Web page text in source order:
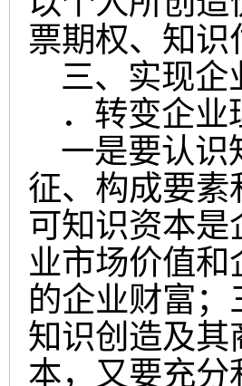
票期权、知
三、实现企
．转变企业
一是要认识
征、构成要素
可知识资本
业市场价值
的企业财富
知识创造及其
本，又要充分